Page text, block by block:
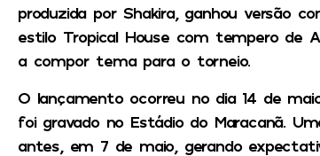
produzida por Shakira, ganhou versão
estilo Tropical House com tempero de
a compor tema para o torneio.
O lançamento ocorreu no dia 14 de
foi gravado no Estádio do Maracanã.
antes, em 7 de maio, gerando